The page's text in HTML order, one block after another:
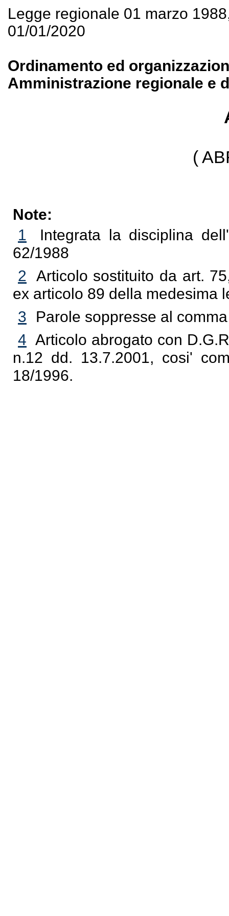
Legge regionale 01 marzo
01/01/2020
Ordinamento ed
Amministrazione regionale e
(
Note:
1
Integrata la disciplina
62/1988
2 Articolo sostituito da art.
ex articolo 89 della medesima
3
Parole soppresse al
4 Articolo abrogato con
n.12 dd. 13.7.2001, cosi'
18/1996.